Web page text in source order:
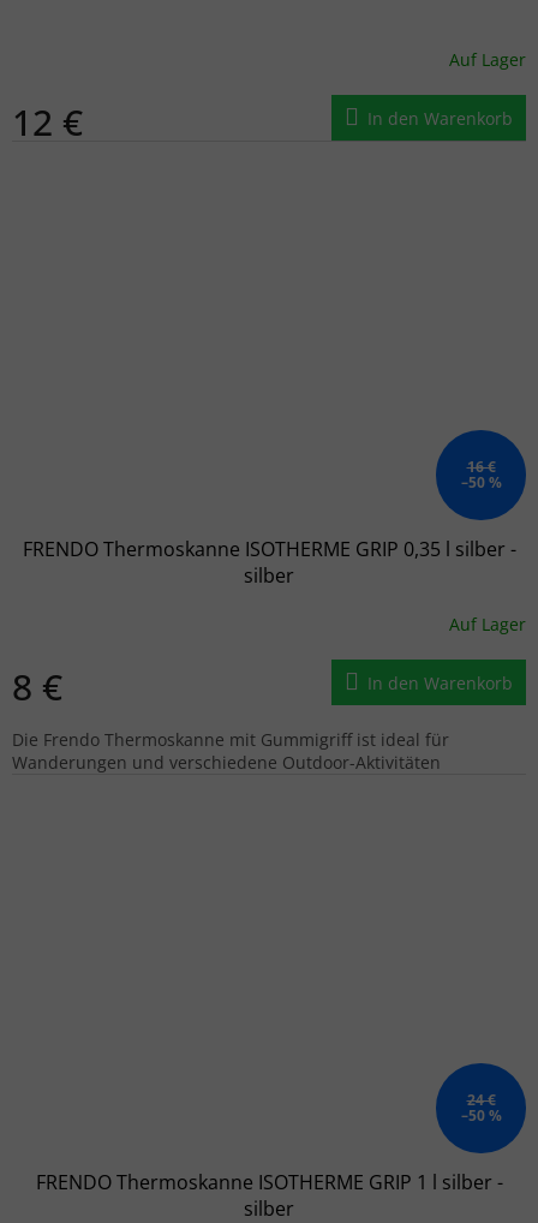
Auf Lager
12 € In den Warenkorb
16 €
–50 %
FRENDO Thermoskanne ISOTHERME GRIP 0,35 l silber -
silber
Auf Lager
8 € In den Warenkorb
Die Frendo Thermoskanne mit Gummigriff ist ideal für
Wanderungen und verschiedene Outdoor-Aktivitäten
24 €
–50 %
FRENDO Thermoskanne ISOTHERME GRIP 1 l silber -
silber